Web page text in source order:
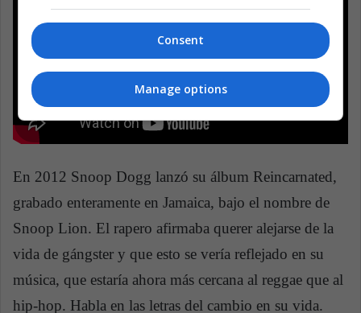
En 2012 Snoop Dogg lanzó su álbum Reincarnated,
grabado enteramente en Jamaica, bajo el nombre de
Snoop Lion. El rapero afirmaba querer alejarse de la
vida de gángster y que esto se vería reflejado en su
música, que estaría ahora más cercana al reggae que al
hip-hop. Habla en las letras del cambio en su vida.
Consent
Manage options